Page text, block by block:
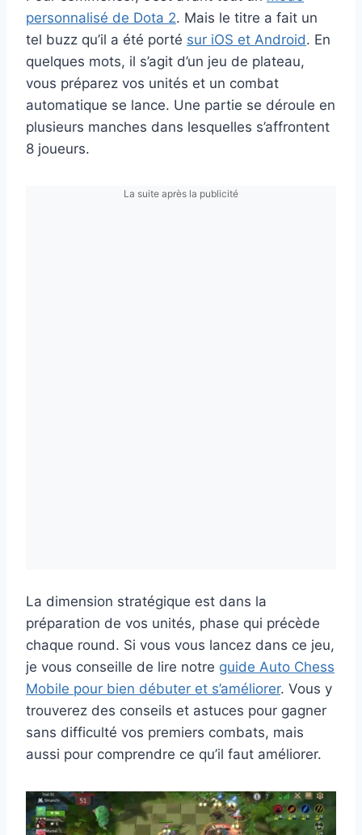
personnalisé de Dota 2. Mais le titre a fait un
tel buzz qu’il a été porté sur iOS et Android. En
quelques mots, il s’agit d’un jeu de plateau,
vous préparez vos unités et un combat
automatique se lance. Une partie se déroule en
plusieurs manches dans lesquelles s’affrontent
8 joueurs.
La suite après la publicité
La dimension stratégique est dans la
préparation de vos unités, phase qui précède
chaque round. Si vous vous lancez dans ce jeu,
je vous conseille de lire notre guide Auto Chess
Mobile pour bien débuter et s’améliorer. Vous y
trouverez des conseils et astuces pour gagner
sans difficulté vos premiers combats, mais
aussi pour comprendre ce qu’il faut améliorer.